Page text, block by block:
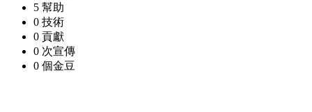
5 幫助
0 技術
0 貢獻
0 次宣傳
0 個金豆